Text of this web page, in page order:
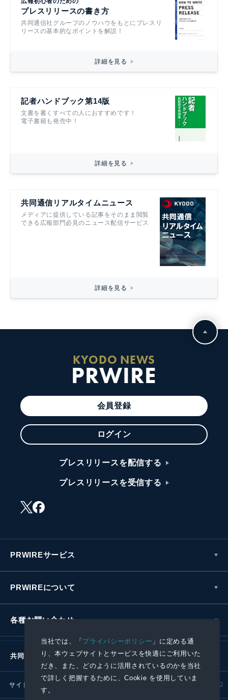
当社では、「プライバシーポリシー 」に定める通
り、本ウェブサイトとサービスを快適にご利用いた
だき、また、どのように活用されているのかを当社
で詳しく把握するために、Cookie を使用していま
す。
プレスリリースの書き方
共同通信社グループのノウハウをもとにプレスリ
リースの基本的なポイントを解説！
詳細を見る
記者ハンドブック第14版
文書を書くすべての人におすすめです！
電子書籍も発売中！
詳細を見る
共同通信リアルタイムニュース
メディアに提供している記事をそのまま閲覧
できる広報部門必見のニュース配信サービス
詳細を見る
KYODO NEWS
PRWIRE
会員登録
ログイン
プレスリリースを配信する
プレスリリースを受信する
PRWIREサービス
PRWIREについて
各種お問い合わせ
共同通信社グループ
サイトポリシー